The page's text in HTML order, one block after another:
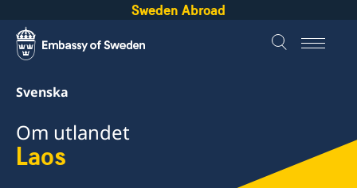
Sweden Abroad
Svenska
Om utlandet
Laos